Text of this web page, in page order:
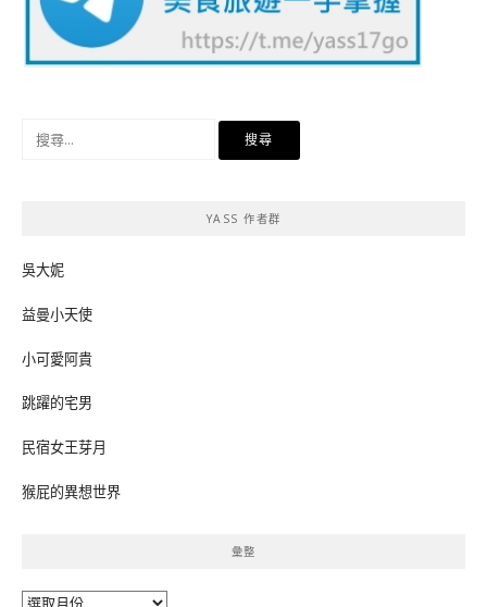
YASS 作者群
吳大妮
益曼小天使
小可愛阿貴
跳躍的宅男
民宿女王芽月
猴屁的異想世界
彙整
彙